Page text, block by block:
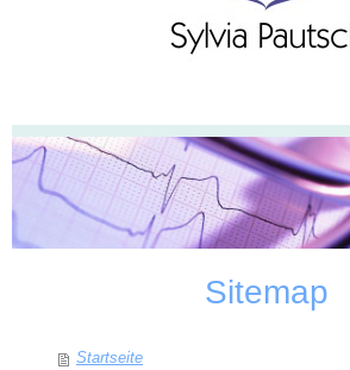
Sitemap
Startseite